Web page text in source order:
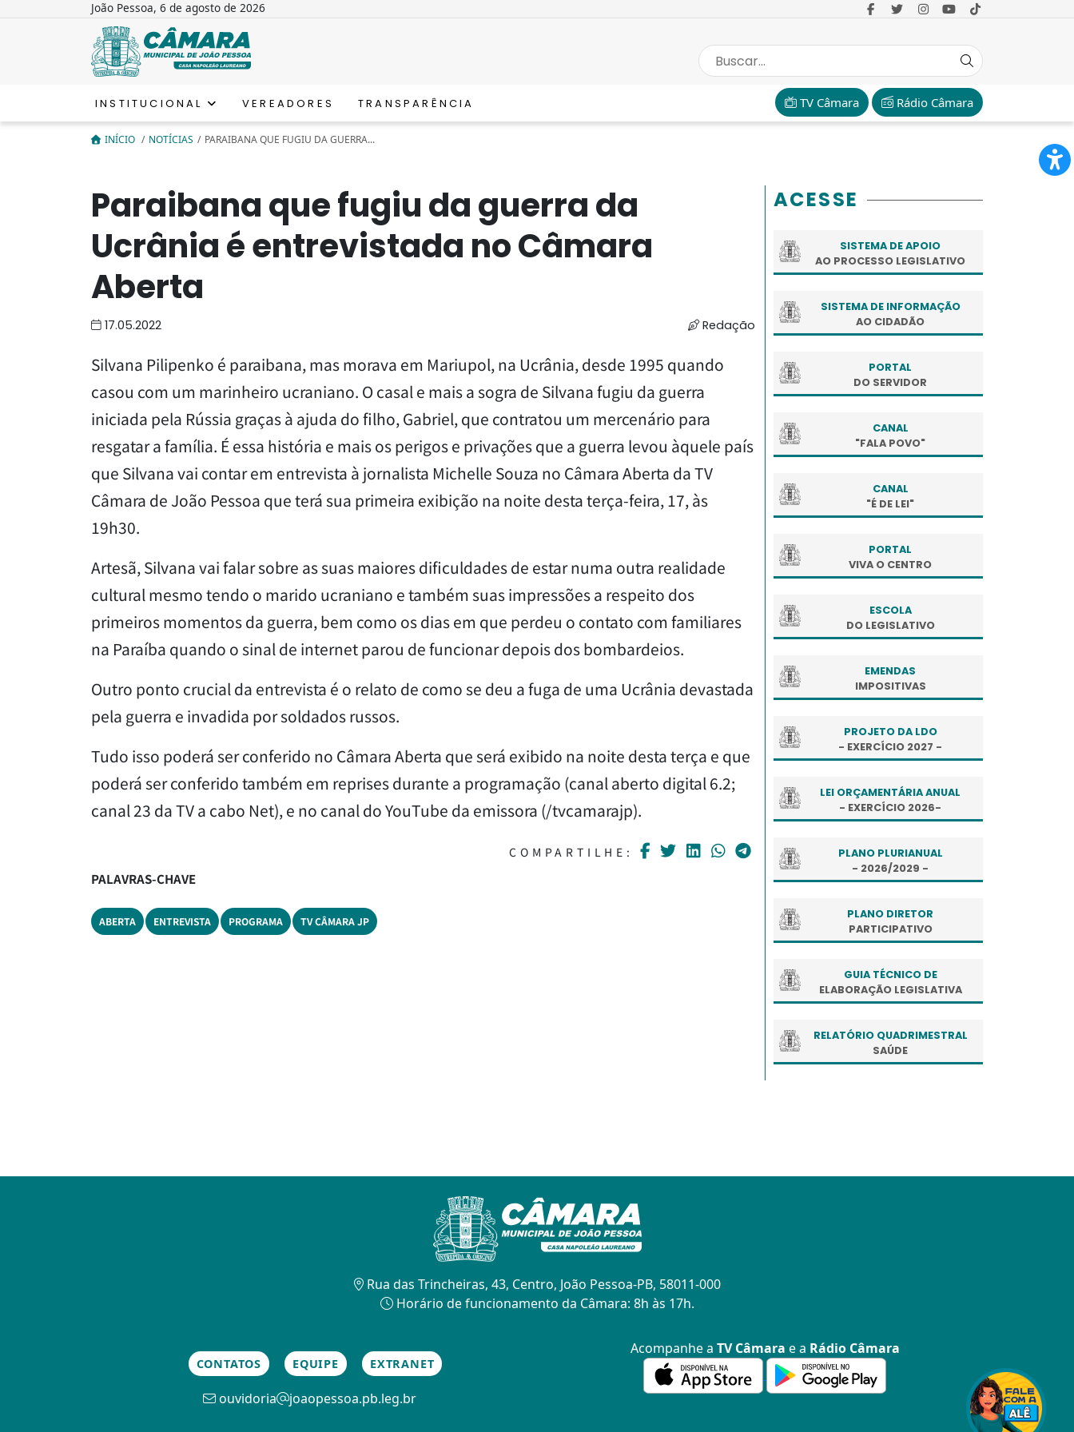
João Pessoa, 6 de agosto de 2026
INSTITUCIONAL VEREADORES TRANSPARÊNCIA TV Câmara Rádio Câmara
INÍCIO / NOTÍCIAS / PARAIBANA QUE FUGIU DA GUERRA...
Paraibana que fugiu da guerra da
Ucrânia é entrevistada no Câmara
Aberta
17.05.2022 Redação
Silvana Pilipenko é paraibana, mas morava em Mariupol, na Ucrânia, desde 1995 quando
casou com um marinheiro ucraniano. O casal e mais a sogra de Silvana fugiu da guerra
iniciada pela Rússia graças à ajuda do filho, Gabriel, que contratou um mercenário para
resgatar a família. É essa história e mais os perigos e privações que a guerra levou àquele país
que Silvana vai contar em entrevista à jornalista Michelle Souza no Câmara Aberta da TV
Câmara de João Pessoa que terá sua primeira exibição na noite desta terça-feira, 17, às
19h30.
Artesã, Silvana vai falar sobre as suas maiores dificuldades de estar numa outra realidade
cultural mesmo tendo o marido ucraniano e também suas impressões a respeito dos
primeiros momentos da guerra, bem como os dias em que perdeu o contato com familiares
na Paraíba quando o sinal de internet parou de funcionar depois dos bombardeios.
Outro ponto crucial da entrevista é o relato de como se deu a fuga de uma Ucrânia devastada
pela guerra e invadida por soldados russos.
Tudo isso poderá ser conferido no Câmara Aberta que será exibido na noite desta terça e que
poderá ser conferido também em reprises durante a programação (canal aberto digital 6.2;
canal 23 da TV a cabo Net), e no canal do YouTube da emissora (/tvcamarajp).
COMPARTILHE:
PALAVRAS-CHAVE
ABERTA ENTREVISTA PROGRAMA TV CÂMARA JP
ACESSE
SISTEMA DE APOIO
AO PROCESSO LEGISLATIVO
SISTEMA DE INFORMAÇÃO
AO CIDADÃO
PORTAL
DO SERVIDOR
CANAL
"FALA POVO"
CANAL
"É DE LEI"
PORTAL
VIVA O CENTRO
ESCOLA
DO LEGISLATIVO
EMENDAS
IMPOSITIVAS
PROJETO DA LDO
- EXERCÍCIO 2027 -
LEI ORÇAMENTÁRIA ANUAL
- EXERCÍCIO 2026-
PLANO PLURIANUAL
- 2026/2029 -
PLANO DIRETOR
PARTICIPATIVO
GUIA TÉCNICO DE
ELABORAÇÃO LEGISLATIVA
RELATÓRIO QUADRIMESTRAL
SAÚDE
Rua das Trincheiras, 43, Centro, João Pessoa-PB, 58011-000
Horário de funcionamento da Câmara: 8h às 17h.
CONTATOS EQUIPE EXTRANET
ouvidoria joaopessoa.pb.leg.br
Acompanhe a TV Câmara e a Rádio Câmara